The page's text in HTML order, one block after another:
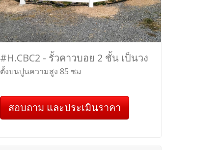
#H.CBC2 - รั้วคาวบอย 2 ชั้น เป็นวง
ตั้งบนปูนความสูง 85 ซม
สอบถาม และประเมินราคา